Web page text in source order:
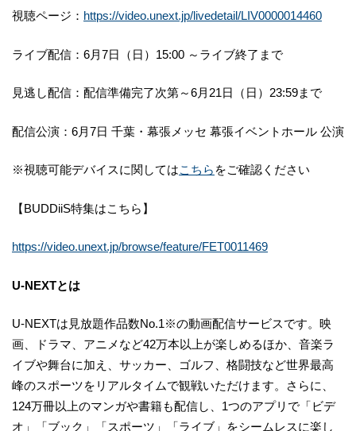
視聴ページ： https://video.unext.jp/livedetail/LIV0000014460
ライブ配信：6月7日（日）15:00 ～ライブ終了まで
見逃し配信：配信準備完了次第～6月21日（日）23:59まで
配信公演：6月7日 千葉・幕張メッセ 幕張イベントホール 公演
※視聴可能デバイスに関してはこちら をご確認ください
【BUDDiiS特集はこちら】
https://video.unext.jp/browse/feature/FET0011469
U-NEXTとは
U-NEXTは見放題作品数No.1※の動画配信サービスです。映
画、ドラマ、アニメなど42万本以上が楽しめるほか、音楽ラ
イブや舞台に加え、サッカー、ゴルフ、格闘技など世界最高
峰のスポーツをリアルタイムで観戦いただけます。さらに、
124万冊以上のマンガや書籍も配信し、1つのアプリで「ビデ
オ」「ブック」「スポーツ」「ライブ」をシームレスに楽し